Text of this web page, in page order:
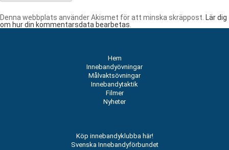
Denna webbplats använder Akismet för att minska skräppost. Lär dig
om hur din kommentarsdata bearbetas
Hem
Innebandyövningar
Målvaktsövningar
Innebandytaktik
Filmer
Nyheter
Köp innebandyklubba här!
Svenska Innebandyförbundet